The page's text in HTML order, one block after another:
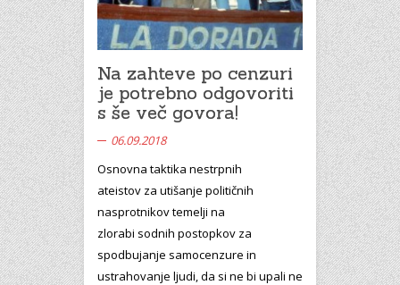
Na zahteve po cenzuri
je potrebno odgovoriti
s še več govora!
06.09.2018
Osnovna taktika nestrpnih
ateistov za utišanje političnih
nasprotnikov temelji na
zlorabi sodnih postopkov za
spodbujanje samocenzure in
ustrahovanje ljudi, da si ne bi upali ne